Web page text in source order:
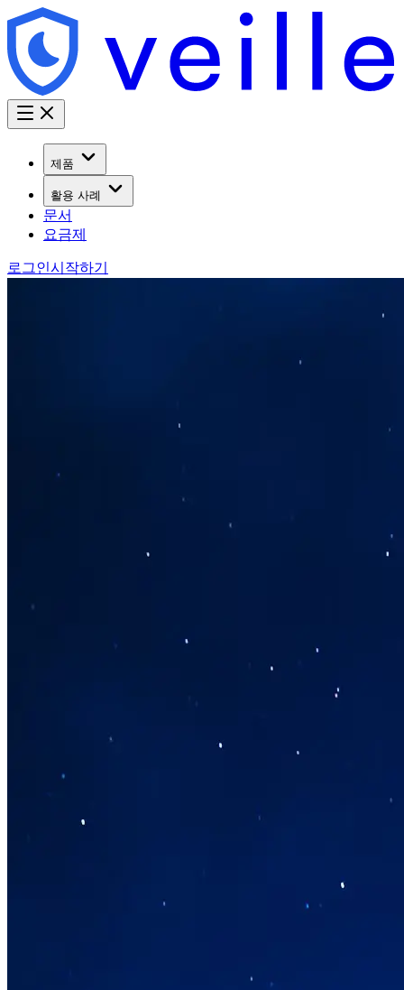
제품
활용 사례
문서
요금제
로그인시작하기